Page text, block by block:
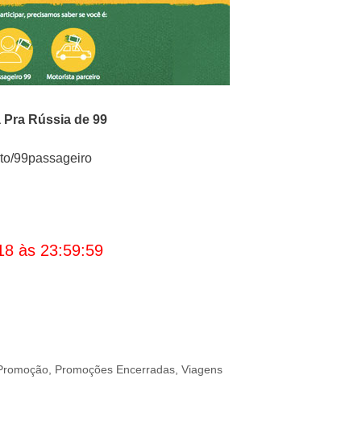
Pra Rússia de 99
99passageiro
às 23:59:59
Promoções Encerradas ,Viagens